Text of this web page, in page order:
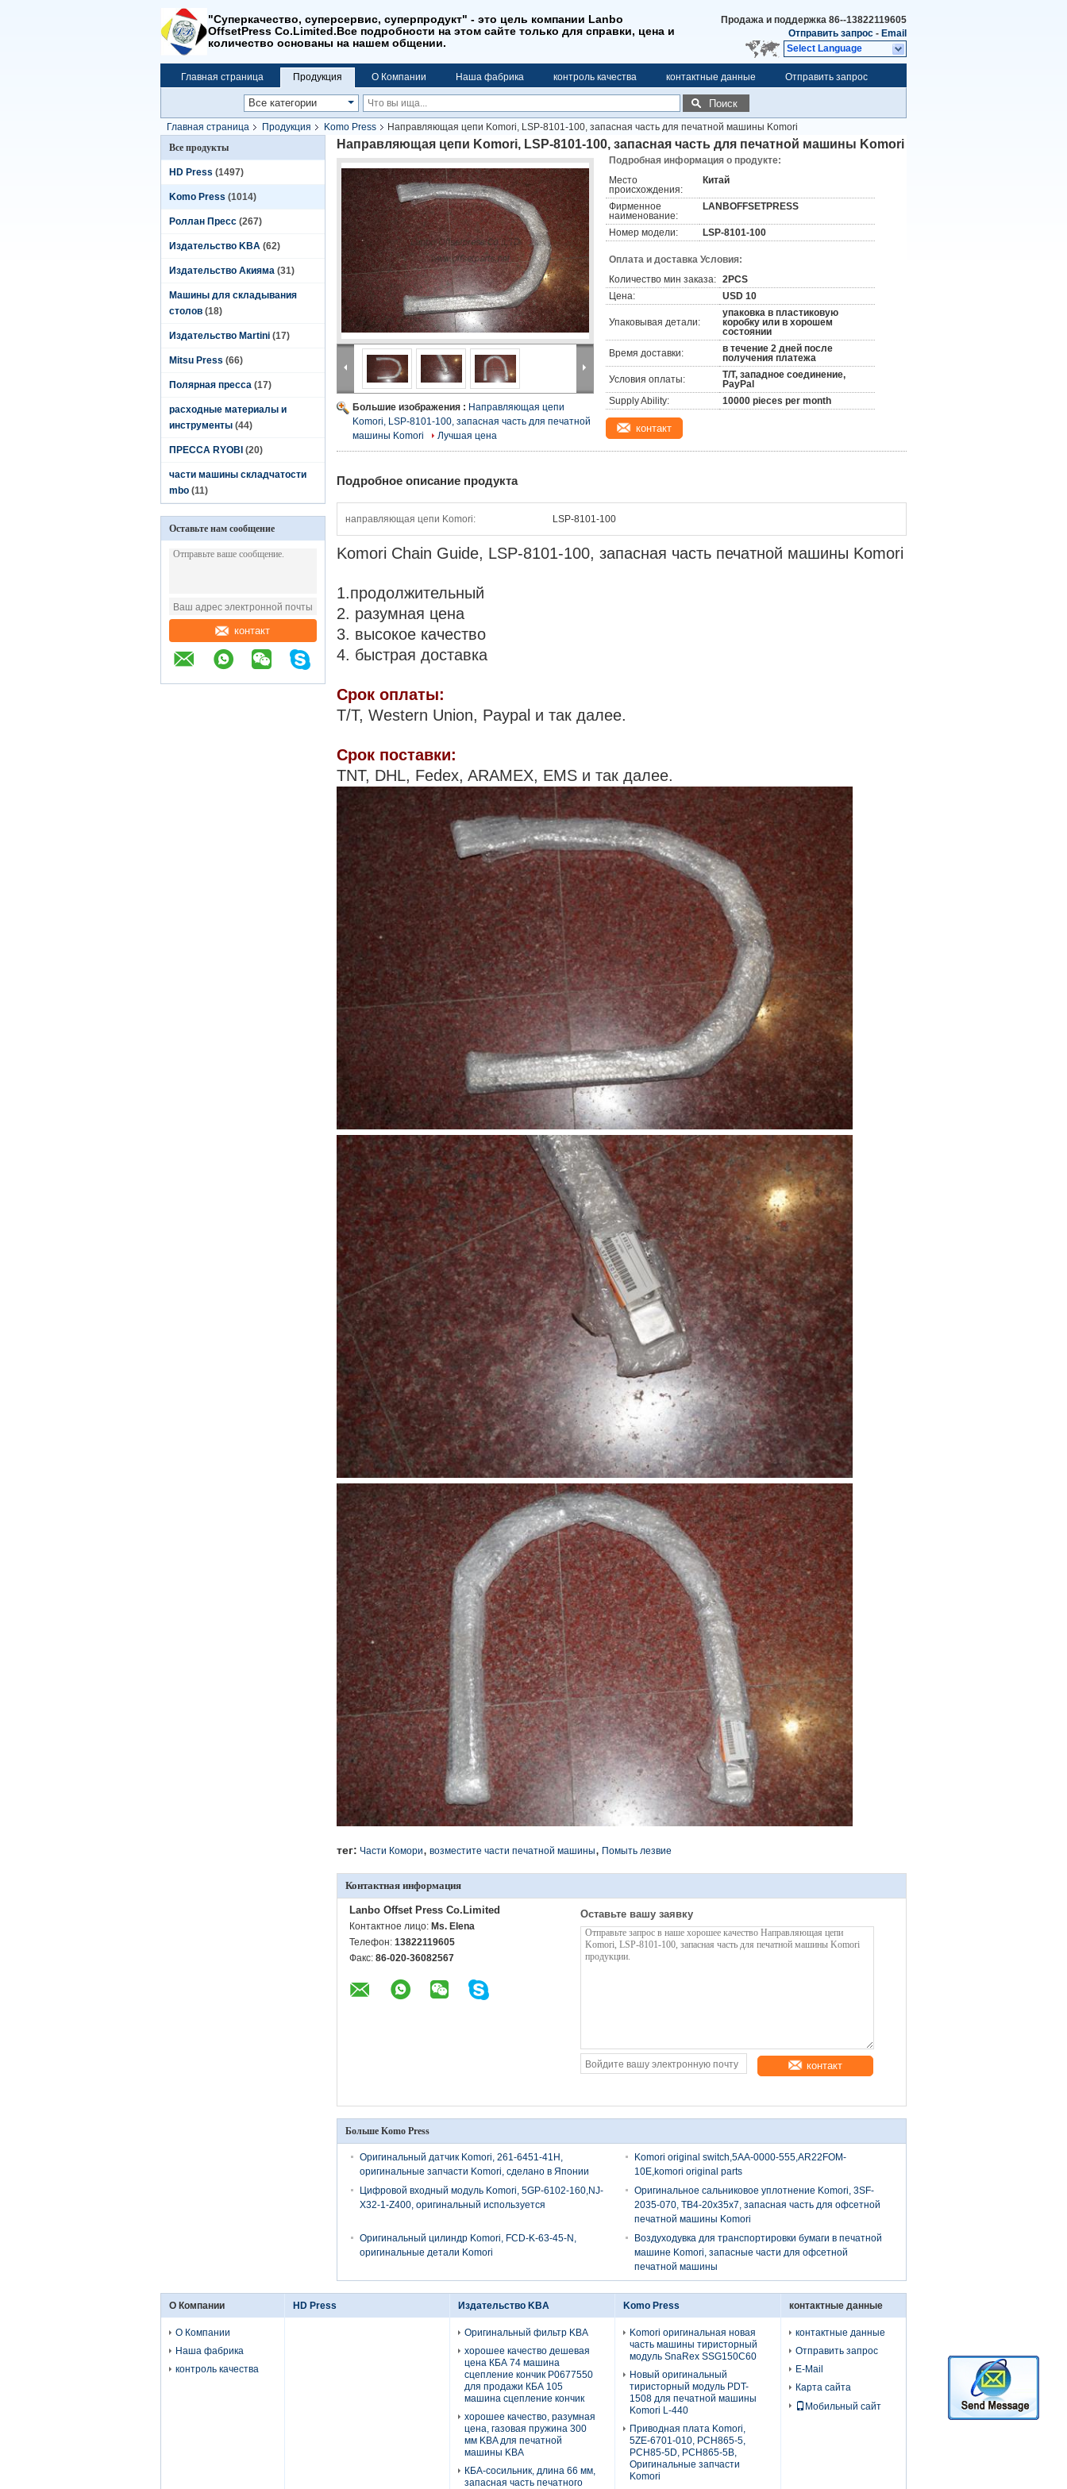
"Суперкачество, суперсервис, суперпродукт" - это цель компании Lanbo
OffsetPress Co.Limited.Все подробности на этом сайте только для справки, цена и
количество основаны на нашем общении.
Продажа и поддержка 86--13822119605
Отправить запрос - Email
Select Language
Главная страница Продукция О Компании Наша фабрика контроль качества контактные данные Отправить запрос
Поиск
Главная страница Продукция Komo Press
Направляющая цепи Komori, LSP-8101-100, запасная часть для печатной машины Komori
Все продукты
HD Press (1497)
Komo Press (1014)
Роллан Пресс (267)
Издательство KBA (62)
Издательство Акияма (31)
Машины для складывания
столов (18)
Издательство Martini (17)
Mitsu Press (66)
Полярная пресса (17)
расходные материалы и
инструменты (44)
ПРЕССА RYOBI (20)
части машины складчатости
mbo (11)
Оставьте нам сообщение
контакт
Направляющая цепи Komori, LSP-8101-100, запасная часть для печатной машины Komori
Большие изображения : Направляющая цепи
Komori, LSP-8101-100, запасная часть для печатной
машины Komori
Лучшая цена
Подробная информация о продукте:
Место
происхождения:
Китай
Фирменное
наименование:
LANBOFFSETPRESS
Номер модели: LSP-8101-100
Оплата и доставка Условия:
Количество мин заказа: 2PCS
Цена:
USD 10
Упаковывая детали:
упаковка в пластиковую
коробку или в хорошем
состоянии
Время доставки:
в течение 2 дней после
получения платежа
Условия оплаты:
T/T, западное соединение,
PayPal
Supply Ability:
10000 pieces per month
контакт
Подробное описание продукта
направляющая цепи Komori: LSP-8101-100
Komori Chain Guide, LSP-8101-100, запасная часть печатной машины Komori
1.продолжительный
2. разумная цена
3. высокое качество
4. быстрая доставка
Срок оплаты:
T/T, Western Union, Paypal и так далее.
Срок поставки:
TNT, DHL, Fedex, ARAMEX, EMS и так далее.
тег: Части Комори, возместите части печатной машины, Помыть лезвие
Контактная информация
Lanbo Offset Press Co.Limited
Контактное лицо: Ms. Elena
Телефон: 13822119605
Факс: 86-020-36082567
Оставьте вашу заявку
контакт
Больше Komo Press
Оригинальный датчик Komori, 261-6451-41H,
оригинальные запчасти Komori, сделано в Японии
Komori original switch,5AA-0000-555,AR22FOM-
10E,komori original parts
Цифровой входный модуль Komori, 5GP-6102-160,NJ-
X32-1-Z400, оригинальный используется
Оригинальное сальниковое уплотнение Komori, 3SF-
2035-070, TB4-20x35x7, запасная часть для офсетной
печатной машины Komori
Оригинальный цилиндр Komori, FCD-K-63-45-N,
оригинальные детали Komori
Воздуходувка для транспортировки бумаги в печатной
машине Komori, запасные части для офсетной
печатной машины
О Компании
О Компании
Наша фабрика
контроль качества
HD Press Издательство KBA
Оригинальный фильтр KBA
хорошее качество дешевая
цена КБА 74 машина
сцепление кончик P0677550
для продажи КБА 105
машина сцепление кончик
хорошее качество, разумная
цена, газовая пружина 300
мм KBA для печатной
машины KBA
КБА-сосильник, длина 66 мм,
запасная часть печатного
Komo Press
Komori оригинальная новая
часть машины тиристорный
модуль SnaRex SSG150C60
Новый оригинальный
тиристорный модуль PDT-
1508 для печатной машины
Komori L-440
Приводная плата Komori,
5ZE-6701-010, PCH865-5,
PCH85-5D, PCH865-5B,
Оригинальные запчасти
Komori
контактные данные
контактные данные
Отправить запрос
E-Mail
Карта сайта
Мобильный сайт